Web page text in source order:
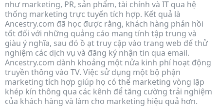
như marketing, PR, sản phẩm, tài chính và IT qua hệ
thống marketing trực tuyến tích hợp. Kết quả là
Ancestry.com đã học được rằng, khách hàng phản hồi
tốt đối với những quảng cáo mang tính tập trung và
giàu ý nghĩa, sau đó ồ ạt truy cập vào trang web để thử
nghiệm các dịch vụ và đăng ký nhận tin qua email.
Ancestry.com dành khoảng một nửa kinh phí hoạt động
truyền thông vào TV. Việc sử dụng một bộ phận
marketing tích hợp giúp họ có thể marketing vòng lặp
khép kín thông qua các kênh để tăng cường trải nghiệm
của khách hàng và làm cho marketing hiệu quả hơn.